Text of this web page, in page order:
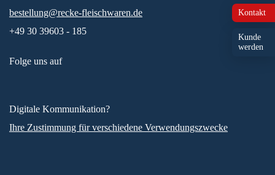
Kontakt
Kunde
werden
bestellung@recke-fleischwaren.de
+49 30 39603 - 185
Folge uns auf
Digitale Kommunikation?
Ihre Zustimmung für verschiedene Verwendungszwecke